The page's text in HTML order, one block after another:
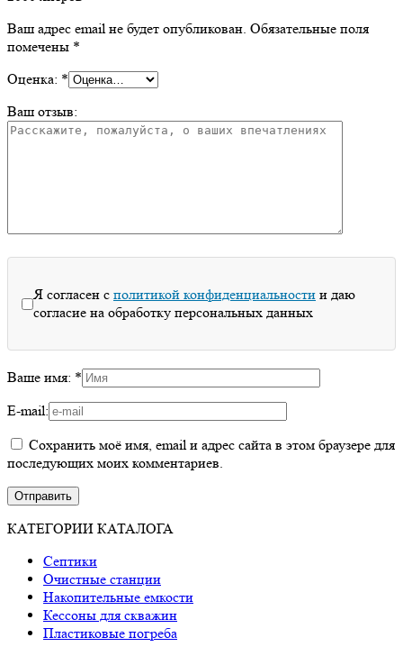
Ваш адрес email не будет опубликован. Обязательные поля
помечены *
Оценка: *
Ваш отзыв:
Я согласен с политикой конфиденциальности и даю
согласие на обработку персональных данных
Ваше имя: *
E-mail:
Сохранить моё имя, email и адрес сайта в этом браузере для
последующих моих комментариев.
КАТЕГОРИИ КАТАЛОГА
Септики
Очистные станции
Накопительные емкости
Кессоны для скважин
Пластиковые погреба